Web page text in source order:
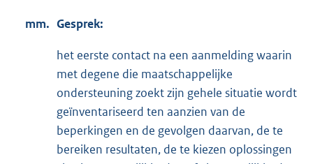
mm. Gesprek:
het eerste contact na een aanmelding waarin
met degene die maatschappelijke
ondersteuning zoekt zijn gehele situatie wordt
geïnventariseerd ten aanzien van de
beperkingen en de gevolgen daarvan, de te
bereiken resultaten, de te kiezen oplossingen